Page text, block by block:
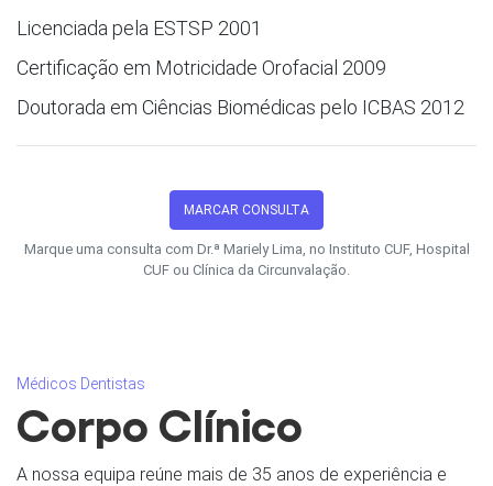
Licenciada pela ESTSP 2001
Certificação em Motricidade Orofacial 2009
Doutorada em Ciências Biomédicas pelo ICBAS 2012
MARCAR CONSULTA
Marque uma consulta com Dr.ª Mariely Lima, no Instituto CUF, Hospital
CUF ou Clínica da Circunvalação.
Médicos Dentistas
Corpo Clínico
A nossa equipa reúne mais de 35 anos de experiência e